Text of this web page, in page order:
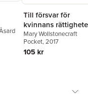
Till försvar för
kvinnans
Mary Wollstonecraft
Pocket, 2017
105 kr